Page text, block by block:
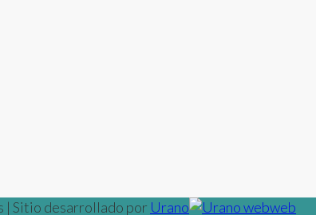
| Sitio desarrollado por Urano web